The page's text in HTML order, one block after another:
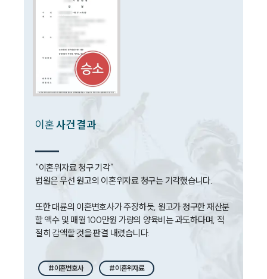
뉴스레터/브로슈어
대륜법률상담예약
이혼사건 결과
“이혼위자료 청구 기각”
법원은 우선 원고의 이혼위자료 청구는 기각했습니다.
또한 대륜의 이혼변호사가 주장하듯, 원고가 청구한 재산분
할 액수 및 매월 100만원 가량의 양육비는 과도하다며, 적
#이혼변호사 #이혼위자료